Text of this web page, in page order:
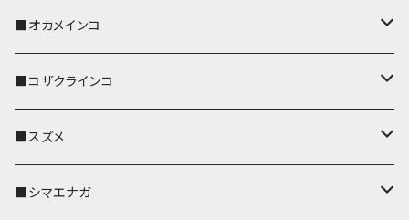
キーホルダー
パスケース
リール付きストラップ
リールのみ
IDカードホルダー
キーカバー
キーホルダー
パスケース
リール付きストラップ
■オカメインコ
キーカバー
キーホルダー
パスケース
■コザクラインコ
キーカバー
キーホルダー
■スズメ
キーカバー
■シマエナガ